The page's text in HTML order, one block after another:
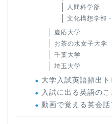
人間科学部
文化構想学部
慶応大学
お茶の水女子大学
千葉大学
埼玉大学
大学入試英語頻出ト
入試に出る英語のこ
動画で覚える英会